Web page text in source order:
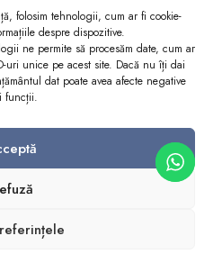
folosim tehnologii, cum ar fi cookie-
despre dispozitive.
ne permite să procesăm date, cum ar
uri unice pe acest site. Dacă nu îți dai
dat poate avea afecte negative
funcții.
Editura Mega